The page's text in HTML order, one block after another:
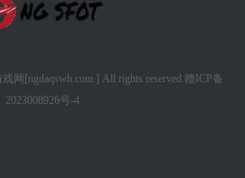
网[ngdaqswh.com ] All rights reserved 赣ICP备
2023008926号-4